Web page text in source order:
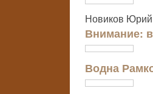
Новиков
Внимание:
Водна